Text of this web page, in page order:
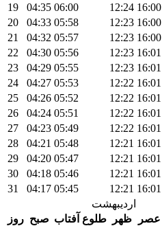
19
04:35 06:00 12:24 16:00
20
04:33 05:58 12:23 16:00
21
04:32 05:57 12:23 16:00
22
04:30 05:56 12:23 16:01
23
04:29 05:55 12:23 16:01
24
04:27 05:53 12:22 16:01
25
04:26 05:52 12:22 16:01
26
04:24 05:51 12:22 16:01
27
04:23 05:49 12:22 16:01
28
04:21 05:48 12:21 16:01
29
04:20 05:47 12:21 16:01
30
04:18 05:46 12:21 16:01
31
04:17 05:45 12:21 16:01
اردیبهشت
روز صبح طلوع آفتاب ظهر عصر